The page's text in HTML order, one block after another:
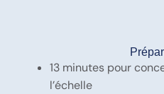
13 minutes pour
l’échelle